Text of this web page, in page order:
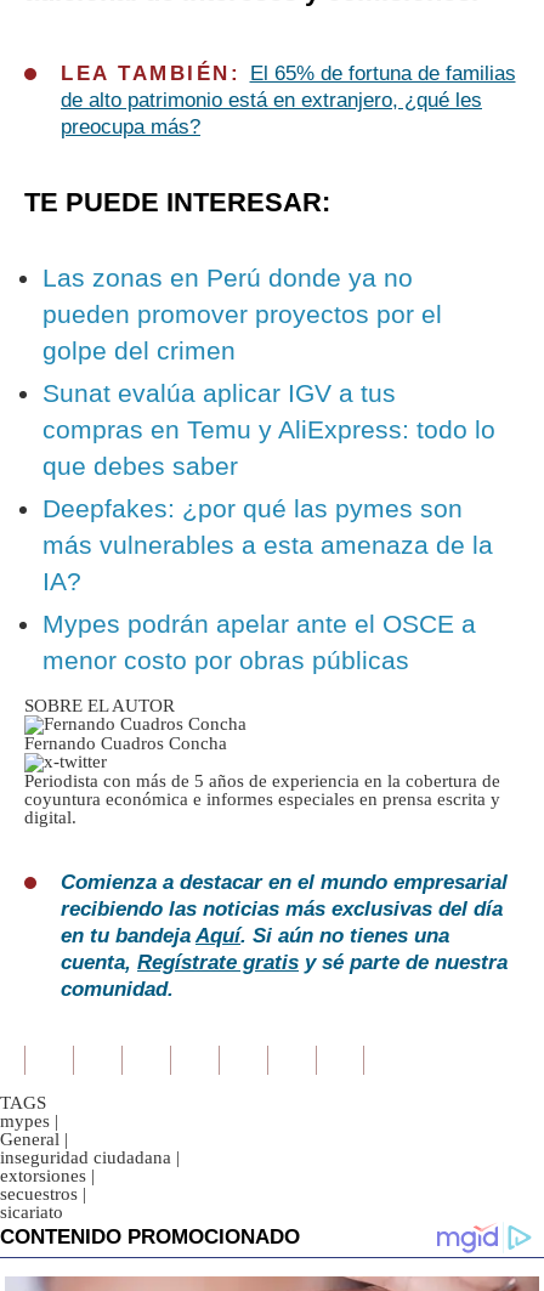
LEA TAMBIÉN:
El 65% de fortuna de familias
de alto patrimonio está en extranjero, ¿qué les
preocupa más?
TE PUEDE INTERESAR:
Las zonas en Perú donde ya no
pueden promover proyectos por el
golpe del crimen
Sunat evalúa aplicar IGV a tus
compras en Temu y AliExpress: todo lo
que debes saber
Deepfakes: ¿por qué las pymes son
más vulnerables a esta amenaza de la
IA?
Mypes podrán apelar ante el OSCE a
menor costo por obras públicas
SOBRE EL AUTOR
Fernando Cuadros Concha
Periodista con más de 5 años de experiencia en la cobertura de
coyuntura económica e informes especiales en prensa escrita y
digital.
Comienza a destacar en el mundo empresarial
recibiendo las noticias más exclusivas del día
en tu bandejaAquí. Si aún no tienes una
cuenta, Regístrate gratis y sé parte de nuestra
comunidad.
TAGS
mypes |
General |
inseguridad ciudadana |
extorsiones |
secuestros |
sicariato